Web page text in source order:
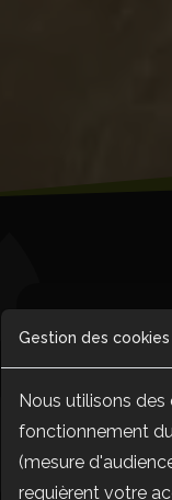
Gestion des cookies
Nous utilisons des
fonctionnement
(mesure
requièrent votre